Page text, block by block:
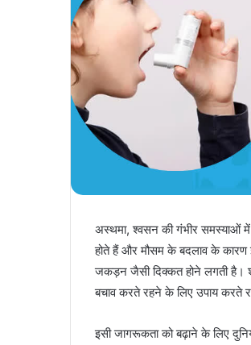
अस्थमा, श्वसन की गंभीर समस्याओं में
होते हैं और मौसम के बदलाव के
जकड़न जैसी दिक्कत होने लगती है।
बचाव करते रहने के लिए उपाय करते
इसी जागरूकता को बढ़ाने के लिए